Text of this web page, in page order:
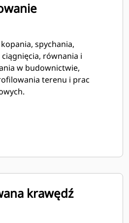
spychania,
ciągnięcia, równania i
w budownictwie,
terenu i prac
krawędź